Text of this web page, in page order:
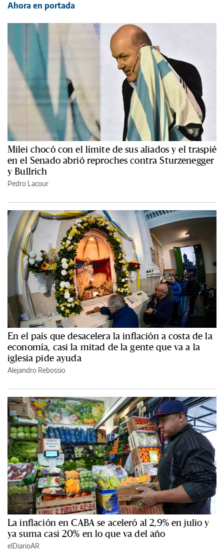
Ahora en portada
Milei chocó con el límite de sus aliados y el traspié
en el Senado abrió reproches contra Sturzenegger
y Bullrich
Pedro Lacour
En el país que desacelera la inflación a costa de la
economía, casi la mitad de la gente que va a la
iglesia pide ayuda
Alejandro Rebossio
La inflación en CABA se aceleró al 2,9% en julio y
ya suma casi 20% en lo que va del año
elDiarioAR